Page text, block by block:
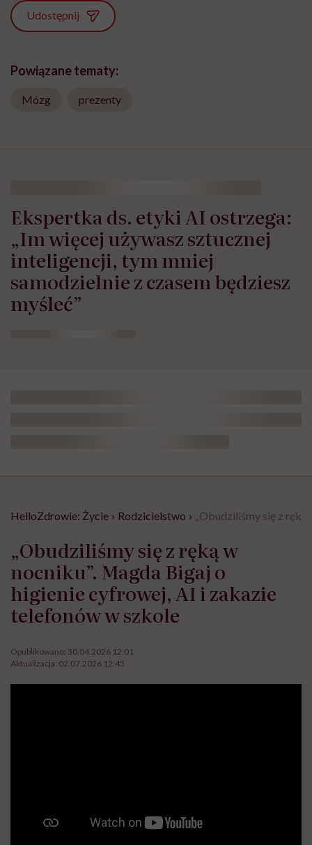
Udostępnij
Powiązane tematy:
Mózg prezenty
Ekspertka ds. etyki AI ostrzega:
„Im więcej używasz sztucznej
inteligencji, tym mniej
samodzielnie z czasem będziesz
myśleć”
HelloZdrowie: Życie › Rodzicielstwo › „Obudziliśmy się z
„Obudziliśmy się z ręką w
nocniku”. Magda Bigaj o
higienie cyfrowej, AI i zakazie
telefonów w szkole
Opublikowano: 30.04.2026 12:01
Aktualizacja: 02.07.2026 12:45